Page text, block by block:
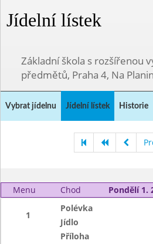
Jídelní lístek
Základní škola s rozšířenou
předmětů, Praha 4, Na
Vybrat jídelnu Jídelní lístek Historie
Menu Chod Pondělí 1.
1
Polévka
Jídlo
Příloha